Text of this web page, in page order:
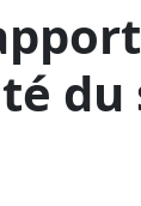
du